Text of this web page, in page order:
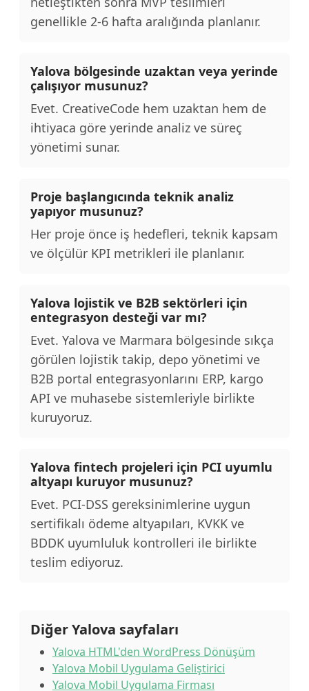
genellikle 2-6 hafta aralığında planlanır.
Yalova bölgesinde uzaktan veya yerinde
çalışıyor musunuz?
Evet. CreativeCode hem uzaktan hem de
ihtiyaca göre yerinde analiz ve süreç
yönetimi sunar.
Proje başlangıcında teknik analiz
yapıyor musunuz?
Her proje önce iş hedefleri, teknik kapsam
ve ölçülür KPI metrikleri ile planlanır.
Yalova lojistik ve B2B sektörleri için
entegrasyon desteği var mı?
Evet. Yalova ve Marmara bölgesinde sıkça
görülen lojistik takip, depo yönetimi ve
B2B portal entegrasyonlarını ERP, kargo
API ve muhasebe sistemleriyle birlikte
kuruyoruz.
Yalova fintech projeleri için PCI uyumlu
altyapı kuruyor musunuz?
Evet. PCI-DSS gereksinimlerine uygun
sertifikalı ödeme altyapıları, KVKK ve
BDDK uyumluluk kontrolleri ile birlikte
teslim ediyoruz.
Diğer Yalova sayfaları
Yalova HTML'den WordPress Dönüşüm
Yalova Mobil Uygulama Geliştirici
Yalova Mobil Uygulama Firması